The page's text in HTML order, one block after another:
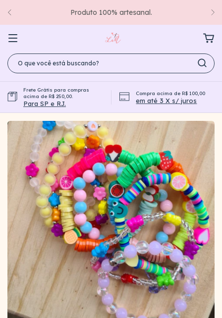
Criando laços com carinho e colecionando momentos de
amor.
Frete Grátis para compras
acima de R$ 250,00.
Para SP e RJ.
Compra acima de R$ 100,00
em até 3 X s/ juros